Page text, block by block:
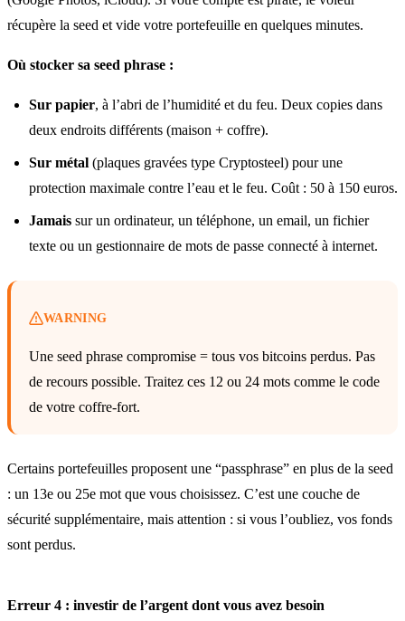
récupère la seed et vide votre portefeuille en quelques minutes.
Où stocker sa seed phrase :
Sur papier, à l’abri de l’humidité et du feu. Deux copies dans
deux endroits différents (maison + coffre).
Sur métal (plaques gravées type Cryptosteel) pour une
protection maximale contre l’eau et le feu. Coût : 50 à 150 euros.
Jamais sur un ordinateur, un téléphone, un email, un fichier
texte ou un gestionnaire de mots de passe connecté à internet.
WARNING
Une seed phrase compromise = tous vos bitcoins perdus. Pas
de recours possible. Traitez ces 12 ou 24 mots comme le code
de votre coffre-fort.
Certains portefeuilles proposent une “passphrase” en plus de la seed
: un 13e ou 25e mot que vous choisissez. C’est une couche de
sécurité supplémentaire, mais attention : si vous l’oubliez, vos fonds
sont perdus.
Erreur 4 : investir de l’argent dont vous avez besoin